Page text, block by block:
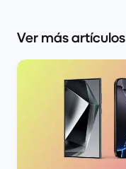
Ver más artículos